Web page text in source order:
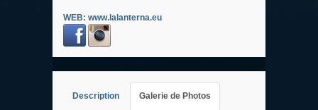
WEB: www.lalanterna.eu
Description Galerie de Photos